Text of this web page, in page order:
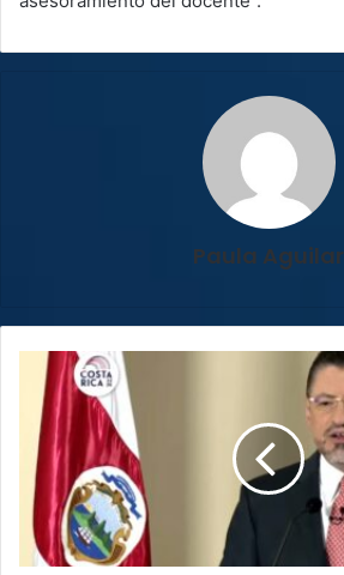
Paula Aguilar
Chaves
envía
proyectos
los
diputados
en
inicio